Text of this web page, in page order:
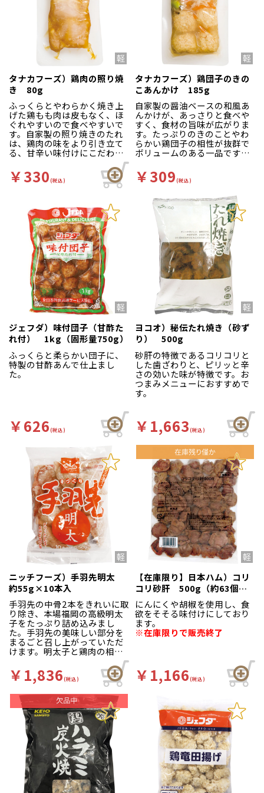
タナカフーズ）鶏肉の照り焼
き 80g
ふっくらとやわらかく焼き上
げた鶏もも肉は皮もなく、ほ
ぐれやすいので食べやすいで
す。自家製の照り焼きのたれ
は、鶏肉の味をより引き立て
る、甘辛い味付けにこだわり
※在庫限りで販売終了です。
メーカーにて終了のため、代
￥330(税込)
タナカフーズ）鶏団子のきの
こあんかけ 185g
自家製の醤油ベースの和風あ
んかけが、あっさりと食べや
すく、食材の旨味が広がりま
す。たっぷりのきのことやわ
らかい鶏団子の相性が抜群で
ボリュームのある一品です。
で、満足感があります。
メーカーにて終了のため、代
替商品のご案内はございませ
￥309(税込)
ジェフダ）味付団子（甘酢た
れ付） 1kg（固形量750g）
ふっくらと柔らかい団子に、
特製の甘酢あんで仕上まし
た。
￥626(税込)
ヨコオ）秘伝たれ焼き（砂ず
り） 500g
砂肝の特徴であるコリコリと
した歯ざわりと、ピリッと辛
さの効いた味が特徴です。お
つまみメニューにおすすめで
す。
￥1,663(税込)
ニッチフーズ）手羽先明太
約55g×10本入
手羽先の中骨2本をきれいに取
り除き、本場福岡の高級明太
子をたっぷり詰め込みまし
た。手羽先の美味しい部分を
まるごと召し上がっていただ
けます。明太子と鶏肉の相性
がよく明太子の辛さを抑え、
旨みを引き出す為に独自の調
合で製造。お子様から年配者
の方まで幅広く好まれていま
す。
￥1,836(税込)
【在庫限り】日本ハム）コリ
コリ砂肝 500g（約63個
入）
にんにくや胡椒を使用し、食
欲をそそる味付けにしており
ます。
※在庫限りで販売終了
￥1,166(税込)